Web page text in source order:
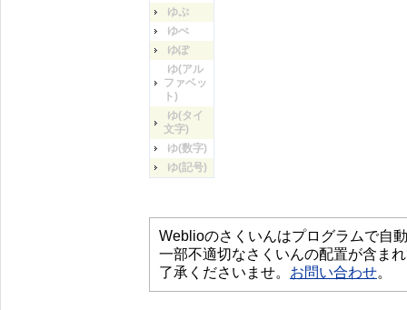
ゆぷ
ゆぺ
ゆぽ
ゆ(アル
ファベッ
ト)
ゆ(タイ
文字)
ゆ(数字)
ゆ(記号)
Weblioのさくいんはプログラムで自
一部不適切なさくいんの配置が含ま
了承くださいませ。 お問い合わせ。